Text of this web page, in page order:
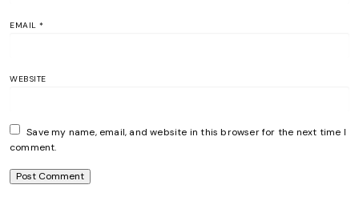
EMAIL *
WEBSITE
Save my name, email, and website in this browser for the next time I
comment.